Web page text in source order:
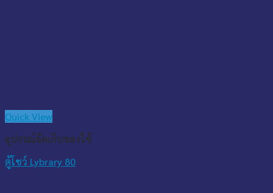
Quick View
อุปกรณ์จัดเก็บของใช้
ตู้โชว์ Lybrary 80